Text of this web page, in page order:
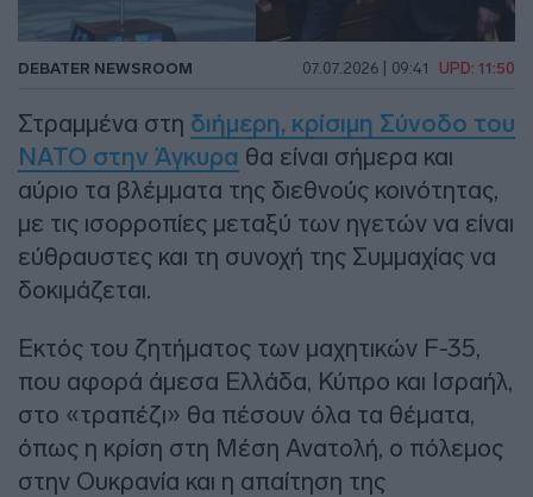
DEBATER NEWSROOM 07.07.2026 | 09:41 UPD: 11:50
Στραμμένα στη διήμερη, κρίσιμη Σύνοδο του
ΝΑΤΟ στην Άγκυρα θα είναι σήμερα και
αύριο τα βλέμματα της διεθνούς κοινότητας,
με τις ισορροπίες μεταξύ των ηγετών να είναι
εύθραυστες και τη συνοχή της Συμμαχίας να
δοκιμάζεται.
Εκτός του ζητήματος των μαχητικών F-35,
που αφορά άμεσα Ελλάδα, Κύπρο και Ισραήλ,
στο «τραπέζι» θα πέσουν όλα τα θέματα,
όπως η κρίση στη Μέση Ανατολή, ο πόλεμος
στην Ουκρανία και η απαίτηση της